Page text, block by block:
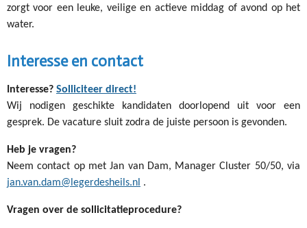
zorgt voor een leuke, veilige en actieve middag of avond op het
water.
Interesse en contact
Interesse? Solliciteer direct!
Wij nodigen geschikte kandidaten doorlopend uit voor een
gesprek. De vacature sluit zodra de juiste persoon is gevonden.
Heb je vragen?
Neem contact op met Jan van Dam, Manager Cluster 50/50, via
jan.van.dam@legerdesheils.nl .
Vragen over de sollicitatieprocedure?